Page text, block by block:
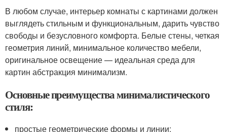
В любом случае, интерьер комнаты с картинами должен
выглядеть стильным и функциональным, дарить чувство
свободы и безусловного комфорта. Белые стены, четкая
геометрия линий, минимальное количество мебели,
оригинальное освещение — идеальная среда для
картин абстракция минимализм.
Основные преимущества минималистического
стиля:
простые геометрические формы и линии;